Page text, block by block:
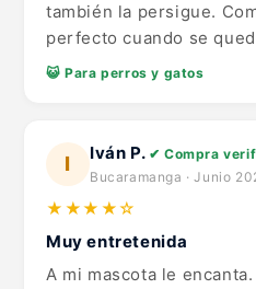
también la persigue.
perfecto cuando se
😺 Para perros y gatos
I Iván P. ✔ Compra
Bucaramanga · Junio
★★★★☆
Muy entretenida
A mi mascota le